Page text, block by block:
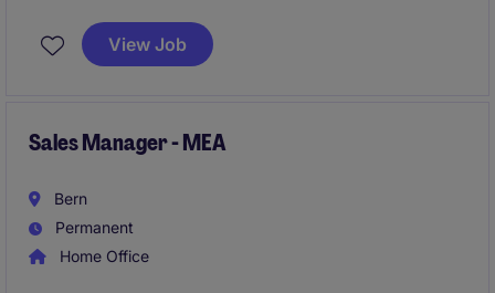
Gesucht wird eine unternehmerisch denkende
Vertriebspersönlichkeit mit Erfahrung im
View Job
Sales Manager - MEA
Bern
Permanent
Home Office